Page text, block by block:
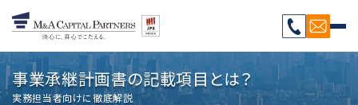
事業承継計画書の記載項目とは？
実務担当者向けに徹底解説